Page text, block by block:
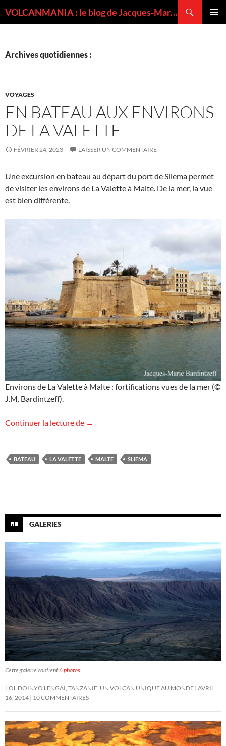
VOLCANMANIA : le blog de Jacques-Marie BARDINTZEFF, volcanologue
Archives quotidiennes :
VOYAGES
EN BATEAU AUX ENVIRONS
DE LA VALETTE
FÉVRIER 24, 2023 LAISSER UN COMMENTAIRE
Une excursion en bateau au départ du port de Sliema permet
de visiter les environs de La Valette à Malte. De la mer, la vue
est bien différente.
Environs de La Valette à Malte : fortifications vues de la mer (©
J.M. Bardintzeff).
Continuer la lecture de En bateau aux environs de la Valette
→
BATEAU LA VALETTE MALTE SLIEMA
GALERIES
Cette galerie contient6 photos.
L’OL DOINYO LENGAI, TANZANIE, UN VOLCAN UNIQUE AU MONDE AVRIL
16, 2014 10 COMMENTAIRES